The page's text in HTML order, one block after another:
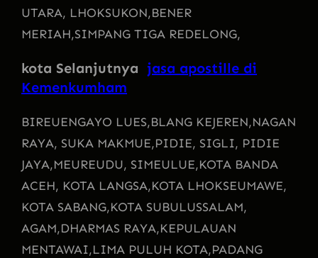
UTARA, LHOKSUKON,BENER
MERIAH,SIMPANG TIGA REDELONG,
kota Selanjutnya jasa apostille di
Kemenkumham
BIREUENGAYO LUES,BLANG KEJEREN,NAGAN
RAYA, SUKA MAKMUE,PIDIE, SIGLI, PIDIE
JAYA,MEUREUDU, SIMEULUE,KOTA BANDA
ACEH, KOTA LANGSA,KOTA LHOKSEUMAWE,
KOTA SABANG,KOTA SUBULUSSALAM,
AGAM,DHARMAS RAYA,KEPULAUAN
MENTAWAI,LIMA PULUH KOTA,PADANG